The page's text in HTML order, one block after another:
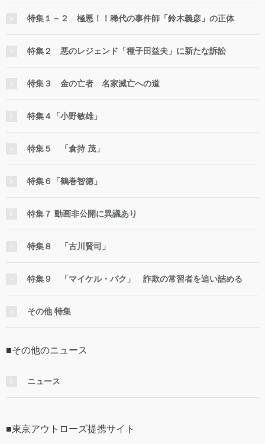
特集１－２ 極悪！！稀代の事件師「鈴木義彦」の正体
特集２ 悪のレジェンド「種子田益夫」に新たな訴訟
特集３ 金の亡者 名家滅亡への道
特集４「小野敏雄」
特集５ 「倉持 茂」
特集６「鶴巻智徳」
特集７ 動画非公開に異議あり
特集８ 「古川賢司」
特集９ 「マイケル・パク」 詐欺の常習者を追い詰める
その他 特集
■その他のニュース
ニュース
■東京アウトローズ提携サイト